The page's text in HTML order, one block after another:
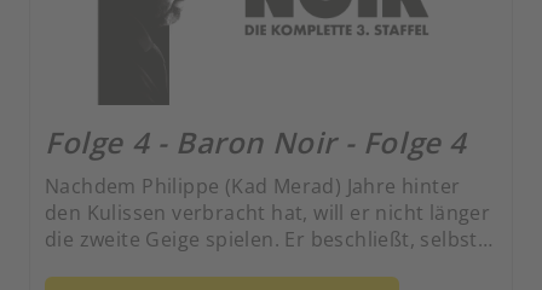
Folge 4 - Baron Noir - Folge 4
Nachdem Philippe (Kad Merad) Jahre hinter
den Kulissen verbracht hat, will er nicht länger
die zweite Geige spielen. Er beschließt, selbst